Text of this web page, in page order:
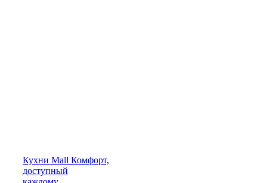
Кухни Mall Комфорт,
доступный